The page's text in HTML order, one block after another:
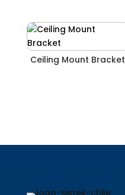
Ceiling Mount Bracket